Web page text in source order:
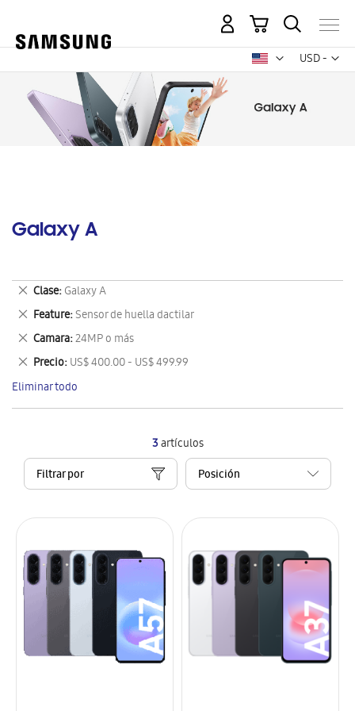
USD -
dólar
Mi carrito
Galaxy A
3artículos
Filtrar por
Clase Galaxy A
Eliminar
este
artículo
Feature Sensor de huella dactilar
Eliminar
este
artículo
Camara 24MP o más
Eliminar
este
artículo
Precio US$ 400.00 - US$ 499.99
Eliminar
este
artículo
Eliminar todo